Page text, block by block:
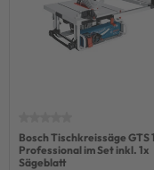
Bosch Tischkreissäge GTS
Professional im Set inkl. 1x
Sägeblatt